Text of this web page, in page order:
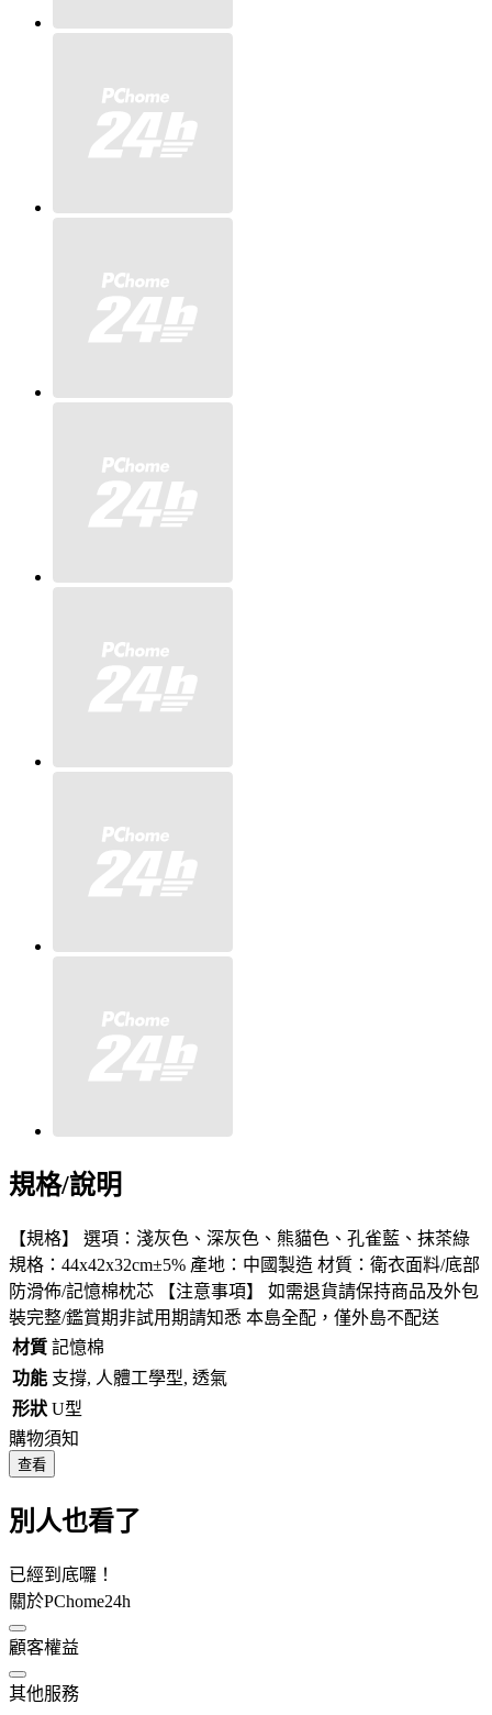
規格/說明
【規格】 選項：淺灰色、深灰色、熊貓色、孔雀藍、抹茶綠
規格：44x42x32cm±5% 產地：中國製造 材質：衛衣面料/底部
防滑佈/記憶棉枕芯 【注意事項】 如需退貨請保持商品及外包
裝完整/鑑賞期非試用期請知悉 本島全配，僅外島不配送
材質 記憶棉
功能 支撐, 人體工學型, 透氣
形狀 U型
購物須知
查看
別人也看了
已經到底囉！
關於PChome24h
顧客權益
其他服務